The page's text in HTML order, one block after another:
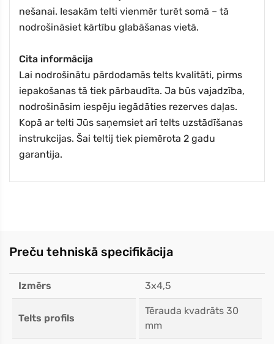
nešanai. Iesakām telti vienmēr turēt somā – tā
nodrošināsiet kārtību glabāšanas vietā.
Cita informācija
Lai nodrošinātu pārdodamās telts kvalitāti, pirms
iepakošanas tā tiek pārbaudīta. Ja būs vajadzība,
nodrošināsim iespēju iegādāties rezerves daļas.
Kopā ar telti Jūs saņemsiet arī telts uzstādīšanas
instrukcijas. Šai teltij tiek piemērota 2 gadu
garantija.
Preču tehniskā specifikācija
Izmērs 3x4,5
Telts profils
Tērauda kvadrāts 30
mm